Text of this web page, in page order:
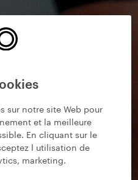
sur notre site Web pour
et la meilleure
En cliquant sur le
l utilisation de
marketing.